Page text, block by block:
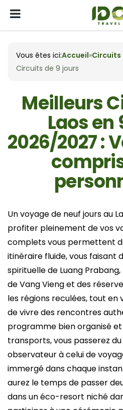
Vous êtes ici:Accueil»Circuits
Circuits de 9 jours
Meilleurs
Laos en
2026/2027 :
Un voyage de neuf jours au
profiter pleinement de vos
complets vous permettent
itinéraire fluide, vous faisant
spirituelle de Luang
de Vang Vieng et des
les régions reculées, tout en
de vivre des rencontres
programme bien organisé
transports, vous passerez
observateur à celui de
immergé dans chaque
aurez le temps de passer
dans un éco-resort niché